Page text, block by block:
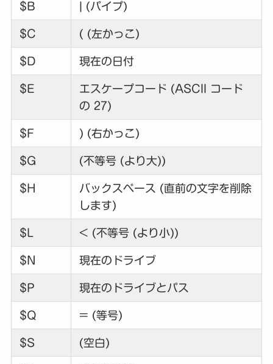
$B | (パイプ)
$C ( (左かっこ)
$D 現在の日付
$E
エスケープコード (ASCII コード
の 27)
$F ) (右かっこ)
$G (不等号 (より大))
$H
バックスペース (直前の文字を削除
します)
$L < (不等号 (より小))
$N 現在のドライブ
$P 現在のドライブとパス
$Q = (等号)
$S (空白)